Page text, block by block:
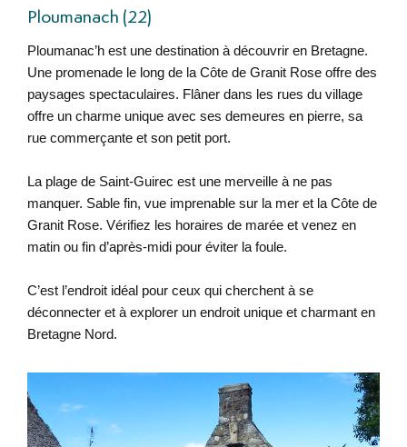
Ploumanach (22)
Ploumanac’h est une destination à découvrir en Bretagne.
Une promenade le long de la Côte de Granit Rose offre des
paysages spectaculaires. Flâner dans les rues du village
offre un charme unique avec ses demeures en pierre, sa
rue commerçante et son petit port.
La plage de Saint-Guirec est une merveille à ne pas
manquer. Sable fin, vue imprenable sur la mer et la Côte de
Granit Rose. Vérifiez les horaires de marée et venez en
matin ou fin d’après-midi pour éviter la foule.
C’est l’endroit idéal pour ceux qui cherchent à se
déconnecter et à explorer un endroit unique et charmant en
Bretagne Nord.